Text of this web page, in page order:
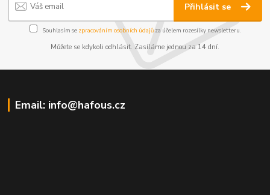
Přihlásit se
Souhlasím se zpracováním osobních údajůza účelem rozesílky newsletteru.
Můžete se kdykoli odhlásit. Zasíláme jednou za 14 dní.
Email: info@hafous.cz